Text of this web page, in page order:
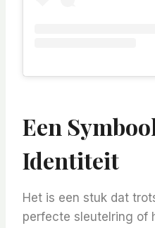
Een
Identiteit
Het is een stuk dat
perfecte sleutelring of